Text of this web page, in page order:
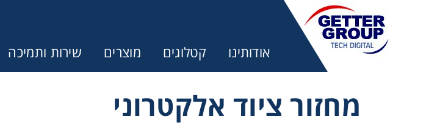
אודותינו קטלוגים מוצרים שירות ותמיכה
מחזור ציוד אלקטרוני